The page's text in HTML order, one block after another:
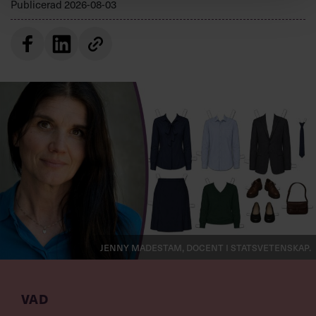
Publicerad 2026-08-03
VAD
Jenny Madestam, docent i statsvetenskap.